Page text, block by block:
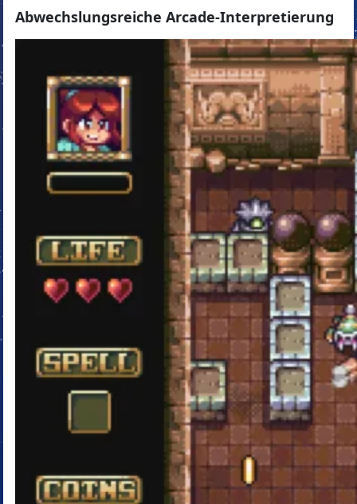
Abwechslungsreiche Arcade-Interpretierung